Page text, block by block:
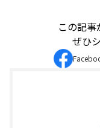
この記事
ぜひ